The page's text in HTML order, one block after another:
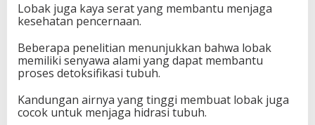
Lobak juga kaya serat yang membantu menjaga
kesehatan pencernaan.
Beberapa penelitian menunjukkan bahwa lobak
memiliki senyawa alami yang dapat membantu
proses detoksifikasi tubuh.
Kandungan airnya yang tinggi membuat lobak juga
cocok untuk menjaga hidrasi tubuh.